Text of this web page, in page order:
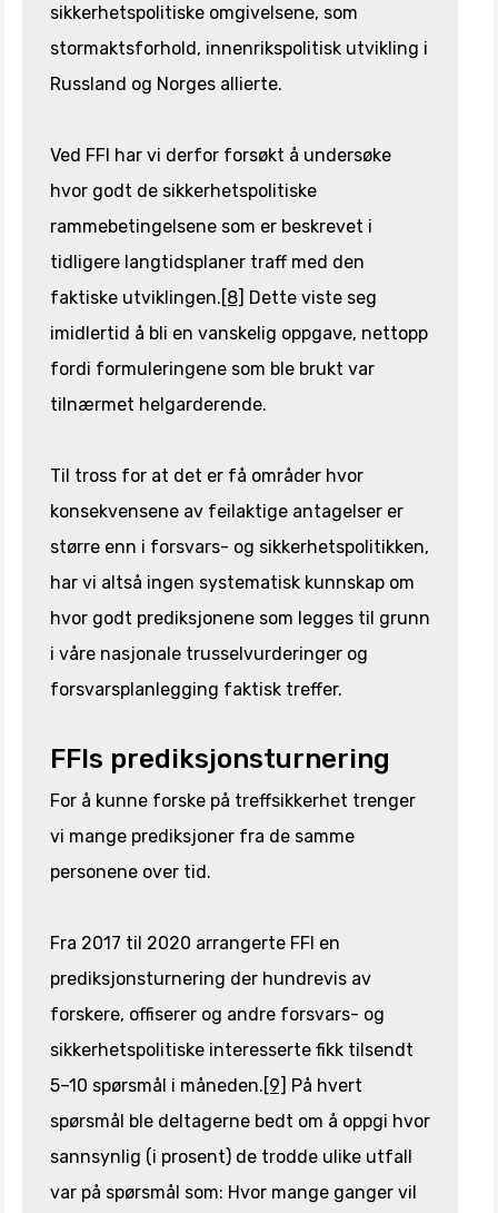
sikkerhetspolitiske omgivelsene, som
stormaktsforhold, innenrikspolitisk utvikling i
Russland og Norges allierte.
Ved FFI har vi derfor forsøkt å undersøke
hvor godt de sikkerhetspolitiske
rammebetingelsene som er beskrevet i
tidligere langtidsplaner traff med den
faktiske utviklingen.[8] Dette viste seg
imidlertid å bli en vanskelig oppgave, nettopp
fordi formuleringene som ble brukt var
tilnærmet helgarderende.
Til tross for at det er få områder hvor
konsekvensene av feilaktige antagelser er
større enn i forsvars- og sikkerhetspolitikken,
har vi altså ingen systematisk kunnskap om
hvor godt prediksjonene som legges til grunn
i våre nasjonale trusselvurderinger og
forsvarsplanlegging faktisk treffer.
FFIs prediksjonsturnering
For å kunne forske på treffsikkerhet trenger
vi mange prediksjoner fra de samme
personene over tid.
Fra 2017 til 2020 arrangerte FFI en
prediksjonsturnering der hundrevis av
forskere, offiserer og andre forsvars- og
sikkerhetspolitiske interesserte fikk tilsendt
5–10 spørsmål i måneden.[9] På hvert
spørsmål ble deltagerne bedt om å oppgi hvor
sannsynlig (i prosent) de trodde ulike utfall
var på spørsmål som: Hvor mange ganger vil